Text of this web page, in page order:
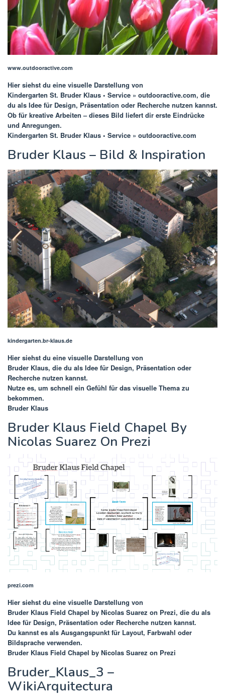
www.outdooractive.com
Hier siehst du eine visuelle Darstellung von
Kindergarten St. Bruder Klaus • Service » outdooractive.com, die
du als Idee für Design, Präsentation oder Recherche nutzen kannst.
Ob für kreative Arbeiten – dieses Bild liefert dir erste Eindrücke
und Anregungen.
Kindergarten St. Bruder Klaus • Service » outdooractive.com
Bruder Klaus – Bild & Inspiration
kindergarten.br-klaus.de
Hier siehst du eine visuelle Darstellung von
Bruder Klaus, die du als Idee für Design, Präsentation oder
Recherche nutzen kannst.
Nutze es, um schnell ein Gefühl für das visuelle Thema zu
bekommen.
Bruder Klaus
Bruder Klaus Field Chapel By
Nicolas Suarez On Prezi
prezi.com
Hier siehst du eine visuelle Darstellung von
Bruder Klaus Field Chapel by Nicolas Suarez on Prezi, die du als
Idee für Design, Präsentation oder Recherche nutzen kannst.
Du kannst es als Ausgangspunkt für Layout, Farbwahl oder
Bildsprache verwenden.
Bruder Klaus Field Chapel by Nicolas Suarez on Prezi
Bruder_Klaus_3 –
WikiArquitectura